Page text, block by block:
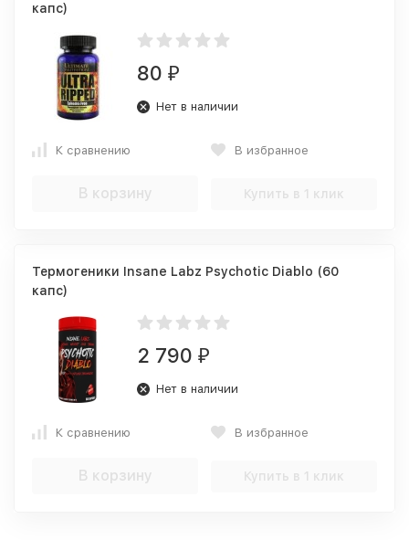
капс)
80 ₽
Нет в наличии
К сравнению В избранное
В корзину Купить в 1 клик
Термогеники Insane Labz Psychotic Diablo (60
капс)
2 790 ₽
Нет в наличии
К сравнению В избранное
В корзину Купить в 1 клик